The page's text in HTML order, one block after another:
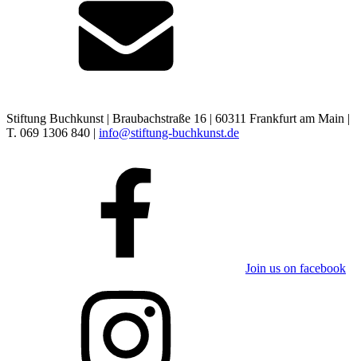
Stiftung Buchkunst | Braubachstraße 16 | 60311 Frankfurt am Main |
T. 069 1306 840 | info@stiftung-buchkunst.de
Join us on facebook